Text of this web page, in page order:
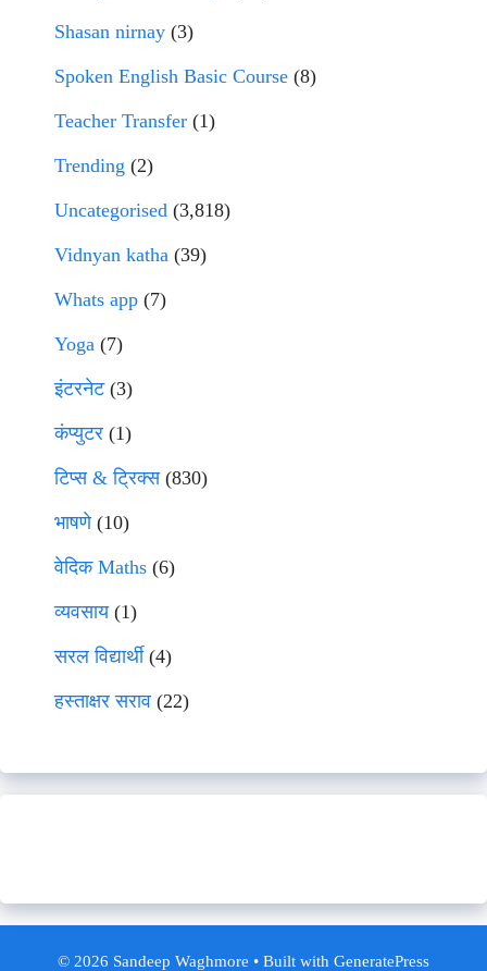
Shasan nirnay (3)
Spoken English Basic Course (8)
Teacher Transfer (1)
Trending (2)
Uncategorised (3,818)
Vidnyan katha (39)
Whats app (7)
Yoga (7)
इंटरनेट(3)
कंप्युटर (1)
टिप्स & ट्रिक्स(830)
भाषणे(10)
वेदिक Maths (6)
व्यवसाय(1)
सरल विद्यार्थी(4)
हस्ताक्षर सराव (22)
© 2026 Sandeep Waghmore • Built with GeneratePress